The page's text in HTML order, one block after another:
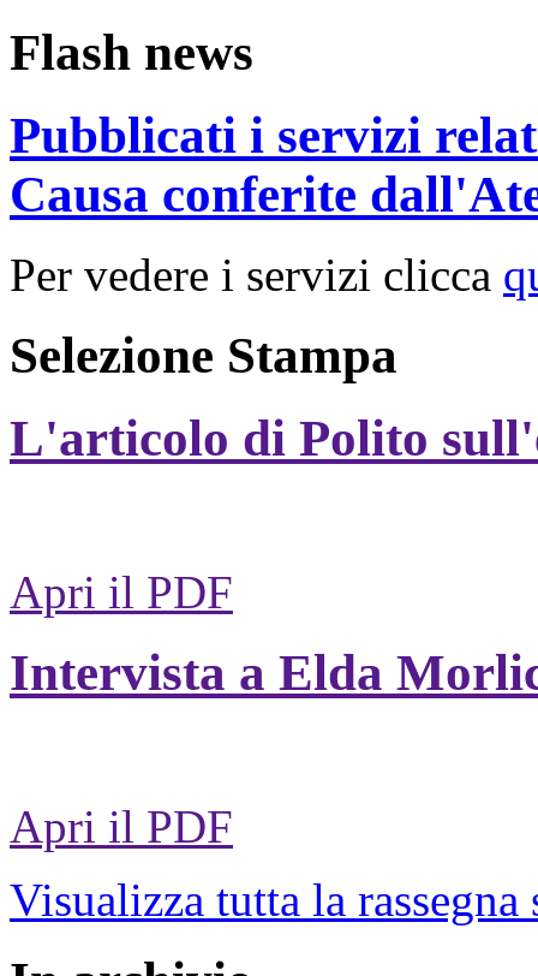
Flash news
Pubblicati i servizi
Causa conferite
Per vedere i servizi clicca
Selezione Stampa
L'articolo di Polito
Apri il PDF
Intervista a Elda
Apri il PDF
Visualizza tutta la rassegna